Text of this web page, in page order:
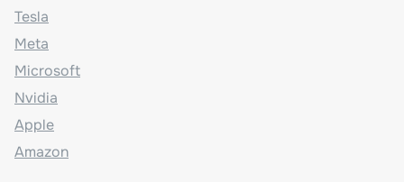
Tesla
Meta
Microsoft
Nvidia
Apple
Amazon